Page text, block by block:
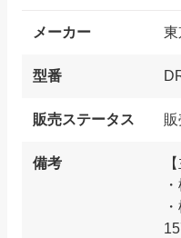
メーカー 東
型番
販売ステータス 販
備考